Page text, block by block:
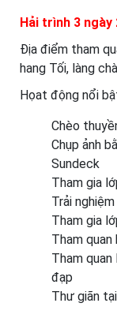
Hải trình 3 ngày
Địa điểm tham
hang Tối, làng
Họat động nổi
Chèo
Chụp ảnh
Sundeck
Tham gia
Trải
Tham gia
Tham
Tham
đạp
Thư giãn